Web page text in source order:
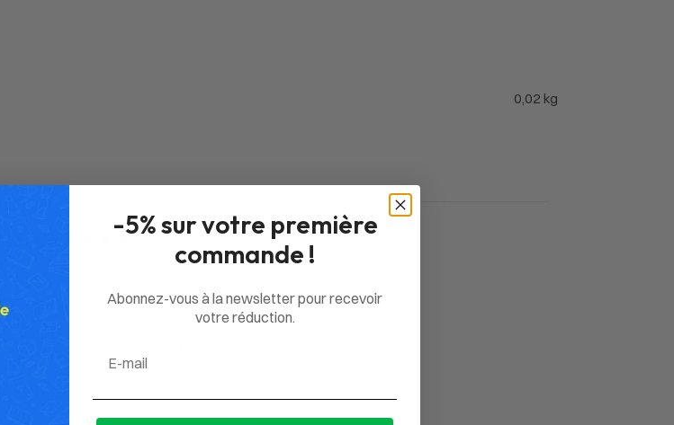
0,02 kg
%
0%
-5% sur votre première
commande !
Abonnez-vous à la newsletter pour recevoir
votre réduction.